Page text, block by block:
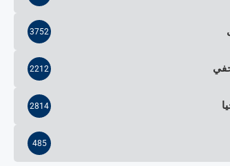
3752
2212
2814
485